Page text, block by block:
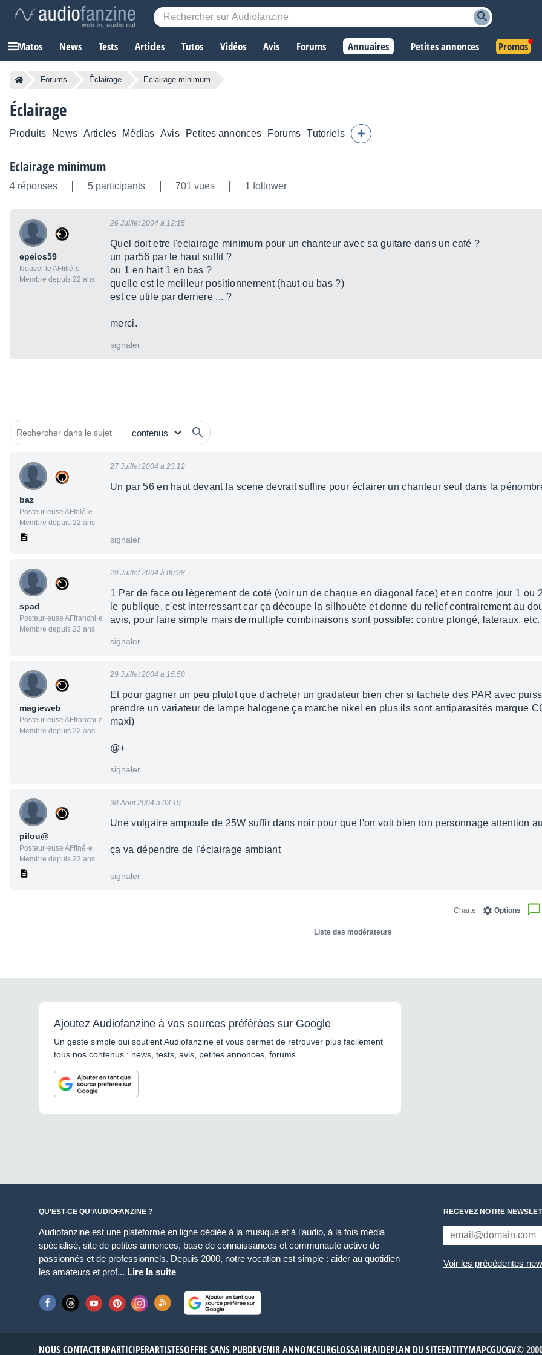
Matos News Tests Articles Tutos Vidéos Avis Forums Annuaires Petites annonces Promos
Forums Éclairage Eclairage minimum
Éclairage
Produits News Articles Médias Avis Petites annonces Forums Tutoriels
Eclairage minimum
4 réponses 5 participants 701 vues 1 follower
epeios59
Nouvel·le AFfilié·e
Membre depuis 22 ans
26 Juillet 2004 à 12:15
Quel doit etre l'eclairage minimum pour un chanteur avec sa guitare dans un café ?
un par56 par le haut suffit ?
ou 1 en hait 1 en bas ?
quelle est le meilleur positionnement (haut ou bas ?)
est ce utile par derriere ... ?
merci.
signaler
baz
Posteur·euse AFfolé·e
Membre depuis 22 ans
27 Juillet 2004 à 23:12
Un par 56 en haut devant la scene devrait suffire pour éclairer un chanteur seul dans la
signaler
spad
Posteur·euse AFfranchi·e
Membre depuis 23 ans
29 Juillet 2004 à 00:28
1 Par de face ou légerement de coté (voir un de chaque en diagonal face) et en contre jour 1 ou
le publique, c'est interressant car ça découpe la silhouéte et donne du relief contrairement au
avis, pour faire simple mais de multiple combinaisons sont possible: contre plongé, lateraux, etc.
signaler
magieweb
Posteur·euse AFfranchi·e
Membre depuis 22 ans
29 Juillet 2004 à 15:50
Et pour gagner un peu plutot que d'acheter un gradateur bien cher si tachete des PAR avec
prendre un variateur de lampe halogene ça marche nikel en plus ils sont antiparasités marque
maxi)
@+
signaler
pilou@
Posteur·euse AFfiné·e
Membre depuis 22 ans
30 Aout 2004 à 03:19
Une vulgaire ampoule de 25W suffir dans noir pour que l'on voit bien ton personnage attention
ça va dépendre de l'éclairage ambiant
signaler
Options
Charte
Liste des modérateurs
Ajoutez Audiofanzine à vos sources préférées sur Google
Un geste simple qui soutient Audiofanzine et vous permet de retrouver plus facilement
tous nos contenus : news, tests, avis, petites annonces, forums...
QU’EST-CE QU’AUDIOFANZINE ?
Audiofanzine est une plateforme en ligne dédiée à la musique et à l’audio, à la fois média
spécialisé, site de petites annonces, base de connaissances et communauté active de
passionnés et de professionnels. Depuis 2000, notre vocation est simple : aider au quotidien
les amateurs et prof... Lire la suite
RECEVEZ NOTRE
Voir les précédentes
NOUS CONTACTERPARTICIPERARTISTESOFFRE SANS PUBDEVENIR ANNONCEURGLOSSAIREAIDEPLAN DU SITEENTITYMAPCGUCGV©